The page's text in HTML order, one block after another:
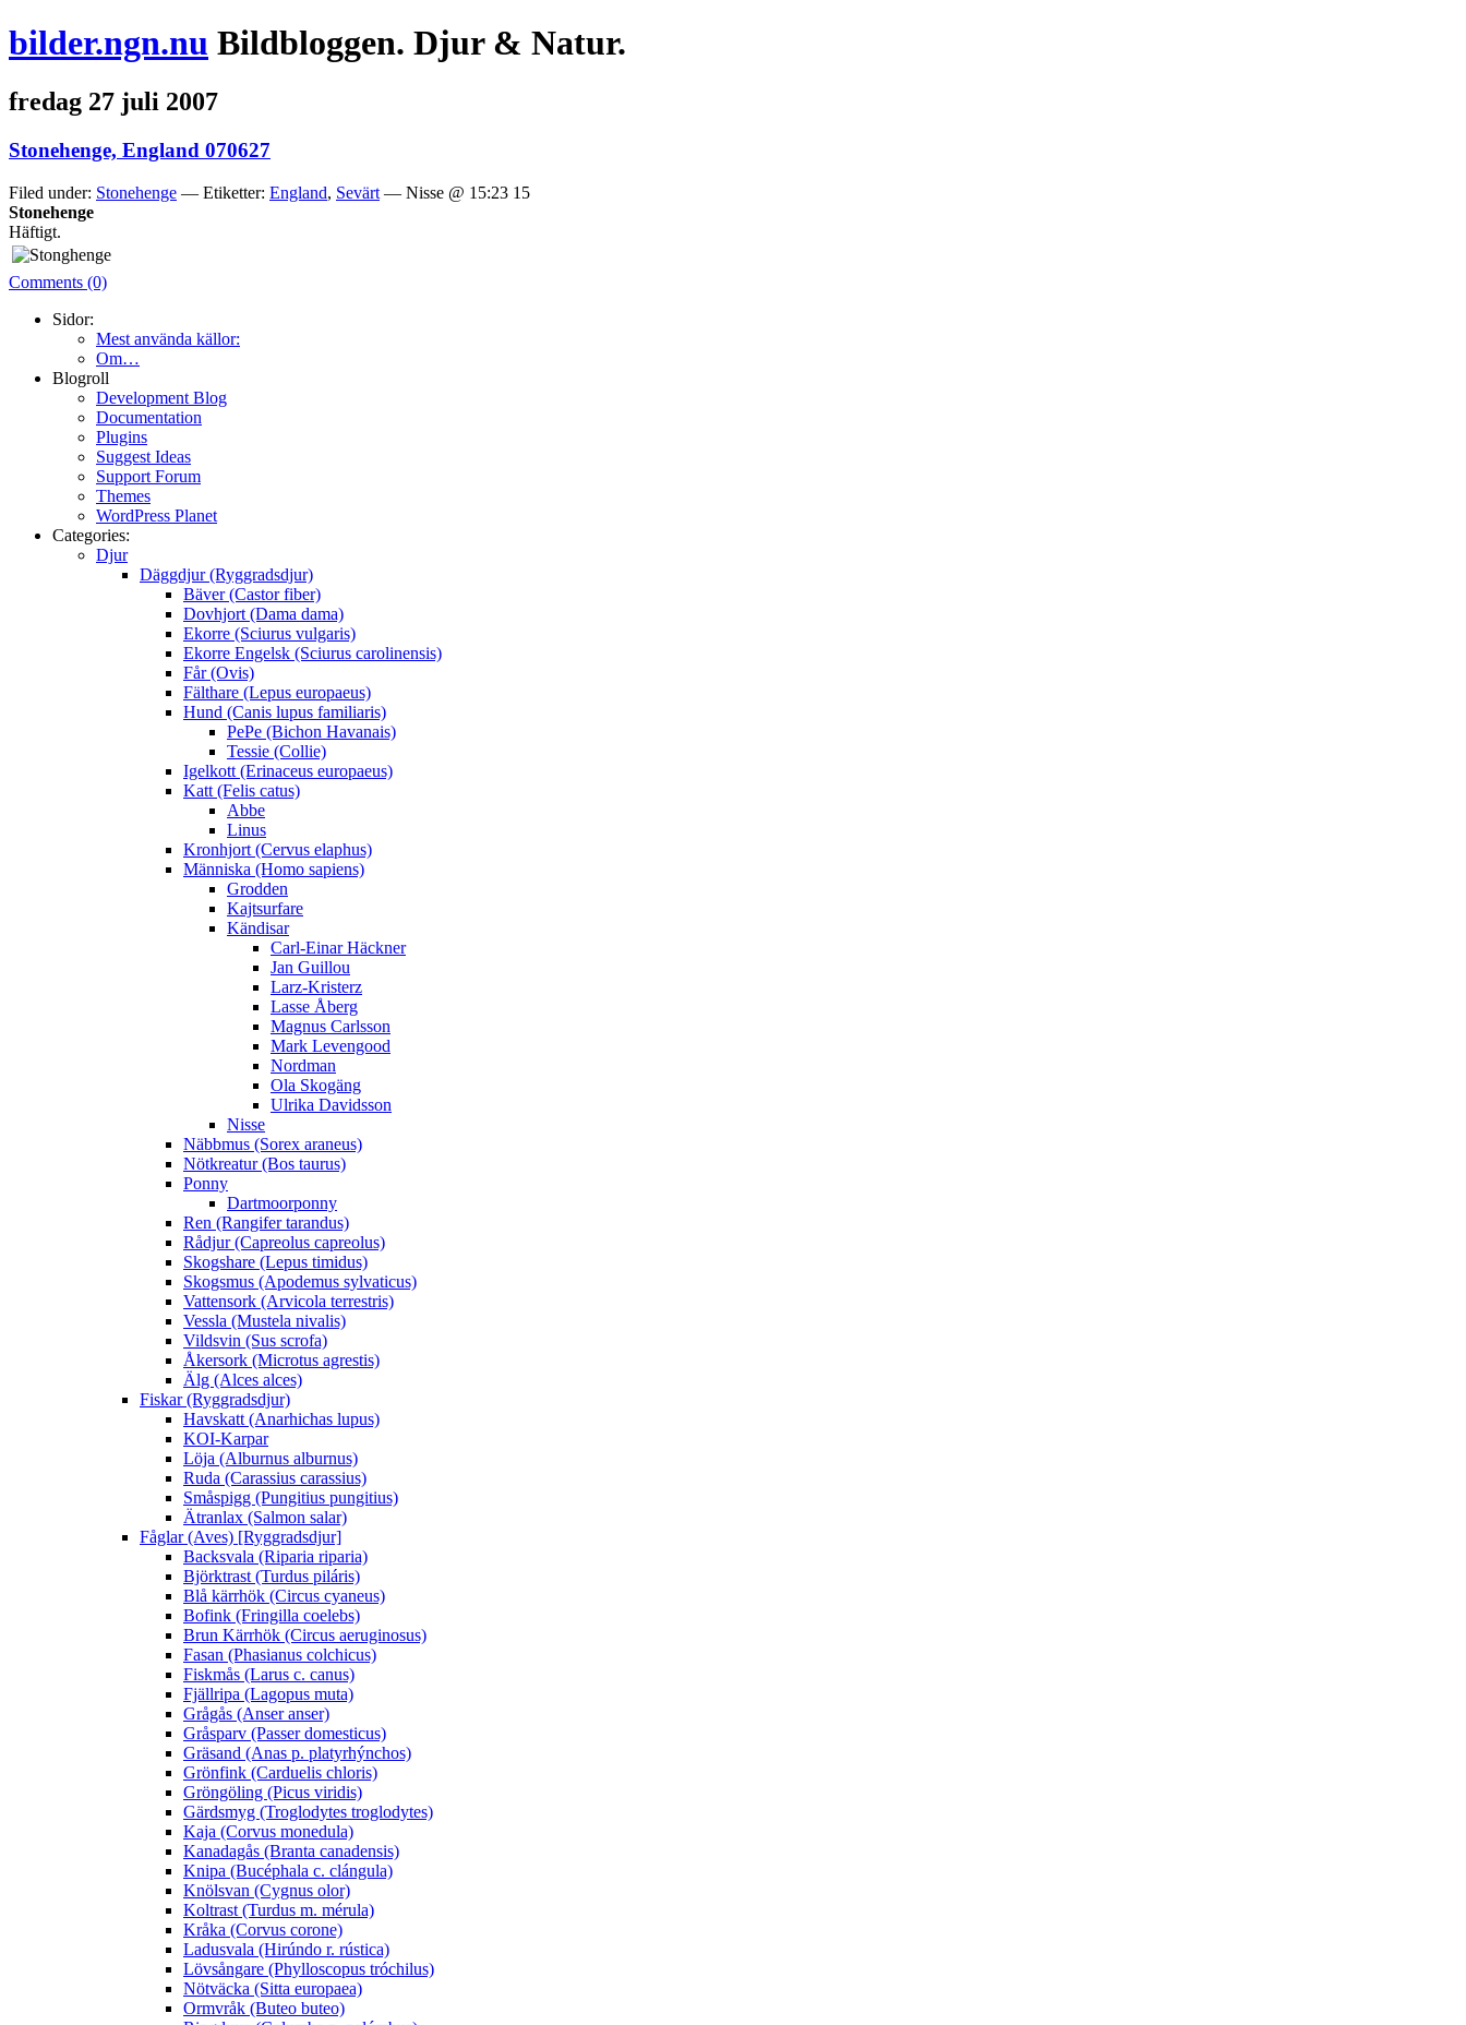
bilder.ngn.nu Bildbloggen. Djur & Natur.
fredag 27 juli 2007
Stonehenge, England 070627
Filed under: Stonehenge — Etiketter: England, Sevärt — Nisse @ 15:23 15
Stonehenge
Häftigt.
Comments (0)
Sidor:
Mest använda källor:
Om…
Blogroll
Development Blog
Documentation
Plugins
Suggest Ideas
Support Forum
Themes
WordPress Planet
Categories:
Djur
Däggdjur (Ryggradsdjur)
Bäver (Castor fiber)
Dovhjort (Dama dama)
Ekorre (Sciurus vulgaris)
Ekorre Engelsk (Sciurus carolinensis)
Får (Ovis)
Fälthare (Lepus europaeus)
Hund (Canis lupus familiaris)
PePe (Bichon Havanais)
Tessie (Collie)
Igelkott (Erinaceus europaeus)
Katt (Felis catus)
Abbe
Linus
Kronhjort (Cervus elaphus)
Människa (Homo sapiens)
Grodden
Kajtsurfare
Kändisar
Carl-Einar Häckner
Jan Guillou
Larz-Kristerz
Lasse Åberg
Magnus Carlsson
Mark Levengood
Nordman
Ola Skogäng
Ulrika Davidsson
Nisse
Näbbmus (Sorex araneus)
Nötkreatur (Bos taurus)
Ponny
Dartmoorponny
Ren (Rangifer tarandus)
Rådjur (Capreolus capreolus)
Skogshare (Lepus timidus)
Skogsmus (Apodemus sylvaticus)
Vattensork (Arvicola terrestris)
Vessla (Mustela nivalis)
Vildsvin (Sus scrofa)
Åkersork (Microtus agrestis)
Älg (Alces alces)
Fiskar (Ryggradsdjur)
Havskatt (Anarhichas lupus)
KOI-Karpar
Löja (Alburnus alburnus)
Ruda (Carassius carassius)
Småspigg (Pungitius pungitius)
Ätranlax (Salmon salar)
Fåglar (Aves) [Ryggradsdjur]
Backsvala (Riparia riparia)
Björktrast (Turdus piláris)
Blå kärrhök (Circus cyaneus)
Bofink (Fringilla coelebs)
Brun Kärrhök (Circus aeruginosus)
Fasan (Phasianus colchicus)
Fiskmås (Larus c. canus)
Fjällripa (Lagopus muta)
Grågås (Anser anser)
Gråsparv (Passer domesticus)
Gräsand (Anas p. platyrhýnchos)
Grönfink (Carduelis chloris)
Gröngöling (Picus viridis)
Gärdsmyg (Troglodytes troglodytes)
Kaja (Corvus monedula)
Kanadagås (Branta canadensis)
Knipa (Bucéphala c. clángula)
Knölsvan (Cygnus olor)
Koltrast (Turdus m. mérula)
Kråka (Corvus corone)
Ladusvala (Hirúndo r. rústica)
Lövsångare (Phylloscopus tróchilus)
Nötväcka (Sitta europaea)
Ormvråk (Buteo buteo)